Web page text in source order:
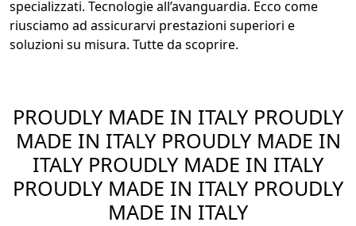
specializzati. Tecnologie all’avanguardia. Ecco come
riusciamo ad assicurarvi prestazioni superiori e
soluzioni su misura. Tutte da scoprire.
PROUDLY MADE IN ITALY PROUDLY
MADE IN ITALYPROUDLY MADE IN
ITALY PROUDLY MADE IN ITALY
PROUDLY MADE IN ITALY PROUDLY
MADE IN ITALY